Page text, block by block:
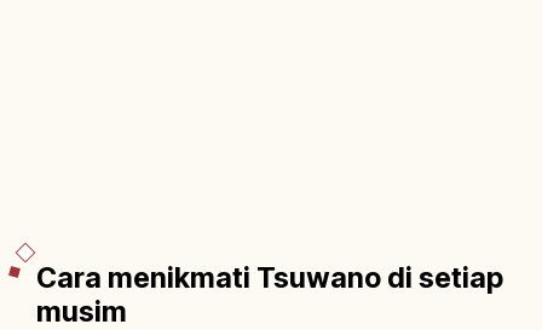
Cara menikmati Tsuwano di setiap
musim